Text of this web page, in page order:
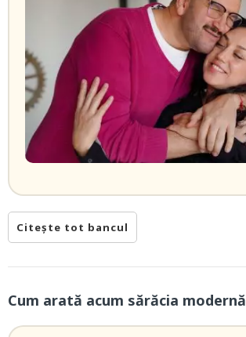
Citește tot bancul
Cum arată acum sărăcia modernă